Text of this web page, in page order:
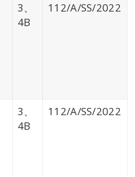
3、
4B
112/A/SS/2022
3、
4B
112/A/SS/2022